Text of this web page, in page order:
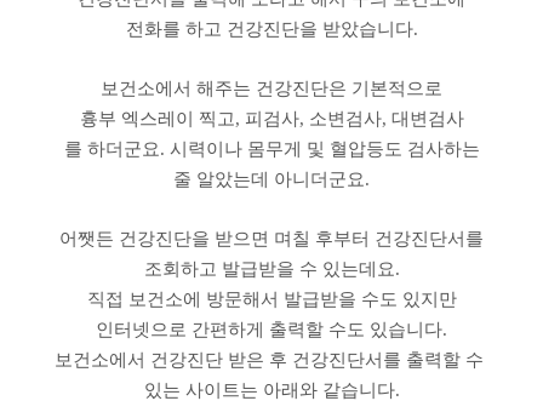
전화를 하고 건강진단을 받았습니다.
보건소에서 해주는 건강진단은 기본적으로
흉부 엑스레이 찍고, 피검사, 소변검사, 대변검사
를 하더군요. 시력이나 몸무게 및 혈압등도 검사하는
줄 알았는데 아니더군요.
어쨋든 건강진단을 받으면 며칠 후부터 건강진단서를
조회하고 발급받을 수 있는데요.
직접 보건소에 방문해서 발급받을 수도 있지만
인터넷으로 간편하게 출력할 수도 있습니다.
보건소에서 건강진단 받은 후 건강진단서를 출력할 수
있는 사이트는 아래와 같습니다.